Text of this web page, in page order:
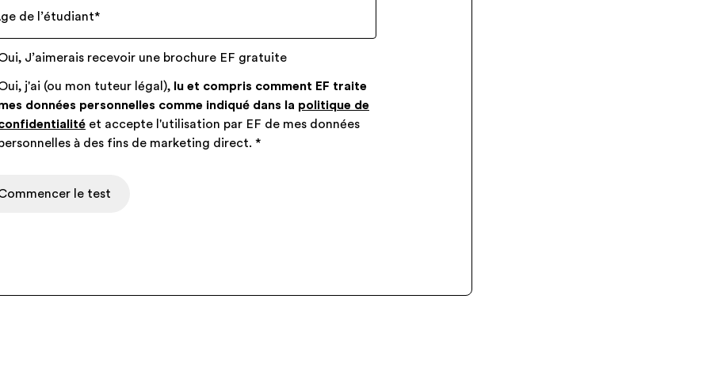
de l’étudiant*
J’aimerais recevoir une brochure EF gratuite
j'ai (ou mon tuteur légal), lu et compris comment EF traite
données personnelles comme indiqué dans la politique de
et accepte l'utilisation par EF de mes données
à des fins de marketing direct. *
le test